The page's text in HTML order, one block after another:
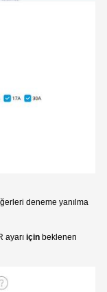
deneme yanılma
ayarı için beklenen